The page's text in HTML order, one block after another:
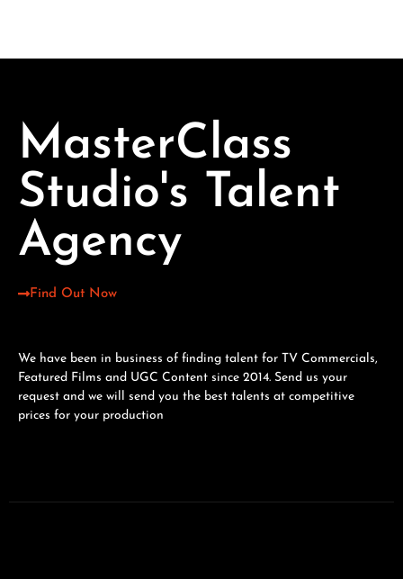
MasterClass
Studio's Talent
Agency
Find Out Now
We have been in business of finding talent for TV Commercials,
Featured Films and UGC Content since 2014. Send us your
request and we will send you the best talents at competitive
prices for your production